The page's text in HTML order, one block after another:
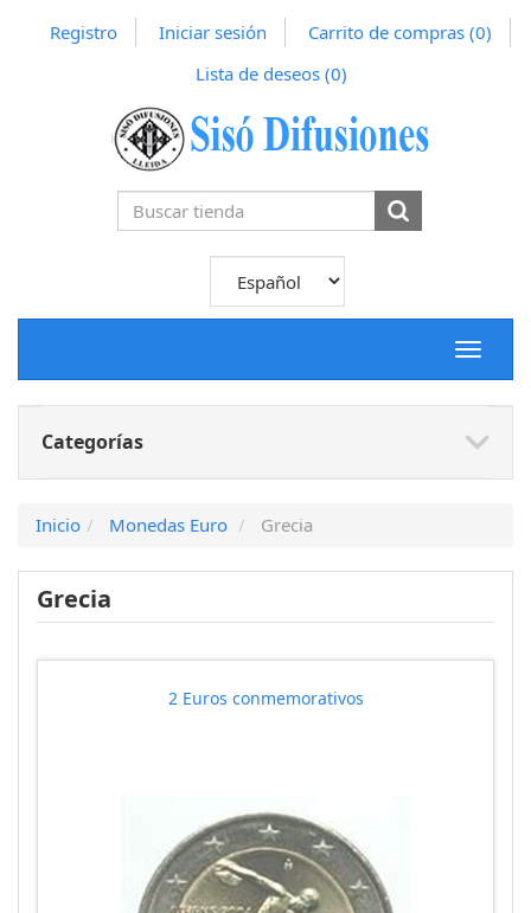
Registro Iniciar sesión Carrito de compras (0)
Lista de deseos (0)
Toggle
Categorías
Inicio Monedas Euro Grecia
Grecia
2 Euros conmemorativos